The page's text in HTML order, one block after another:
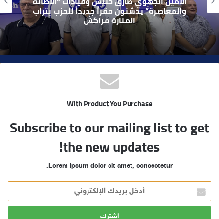
ي
ب
يطيح بقاصر مشتبه في تورطه في سرقة
مسلحة..
With Product You Purchase
Subscribe to our mailing list to get
the new updates!
Lorem ipsum dolor sit amet, consectetur.
خ
ل